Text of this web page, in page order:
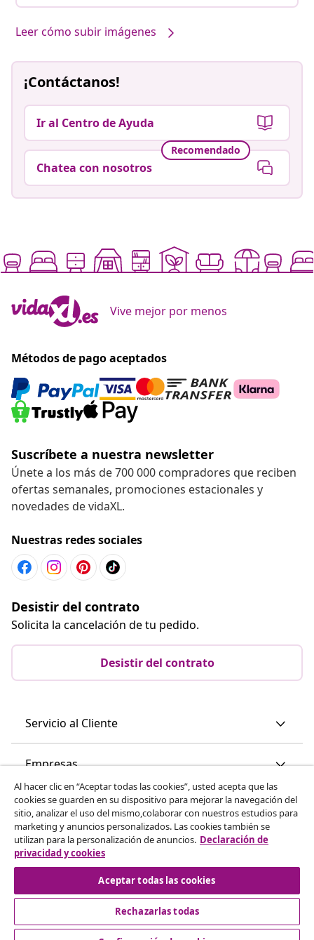
Leer cómo subir imágenes
¡Contáctanos!
Ir al Centro de Ayuda
Recomendado
Chatea con nosotros
Vive mejor por menos
Métodos de pago aceptados
Suscríbete a nuestra newsletter
Únete a los más de 700 000 compradores que reciben
ofertas semanales, promociones estacionales y
novedades de vidaXL.
Nuestras redes sociales
Desistir del contrato
Solicita la cancelación de tu pedido.
Desistir del contrato
Servicio al Cliente
Empresas
vidaXL
Descubre mas
Al hacer clic en “Aceptar todas las cookies”, usted acepta que las
cookies se guarden en su dispositivo para mejorar la navegación del
sitio, analizar el uso del mismo,colaborar con nuestros estudios para
marketing y anuncios personalizados. Las cookies también se
utilizan para la personalización de anuncios. Declaración de
privacidad y cookies
Aceptar todas las cookies
Rechazarlas todas